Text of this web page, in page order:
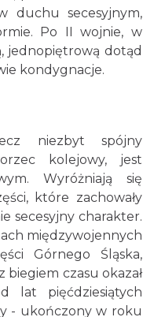
duchu secesyjnym,
Po II wojnie, w
jednopiętrową dotąd
kondygnacje.
niezbyt spójny
kolejowy, jest
Wyróżniają się
które zachowały
secesyjny charakter.
międzywojennych
Górnego Śląska,
biegiem czasu okazał
lat pięćdziesiątych
- ukończony w roku